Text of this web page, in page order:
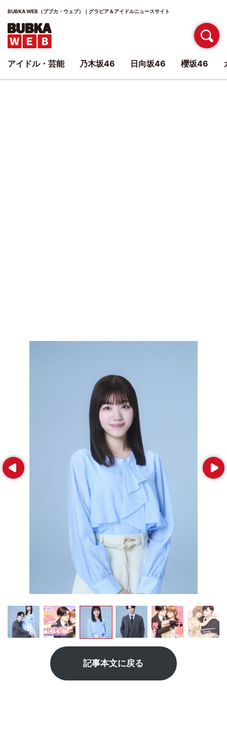
BUBKA WEB（ブブカ・ウェブ）｜グラビア＆アイドルニュースサイト
Prev Next
記事本文に戻る
アイドル・芸能 乃木坂46 日向坂46 櫻坂46